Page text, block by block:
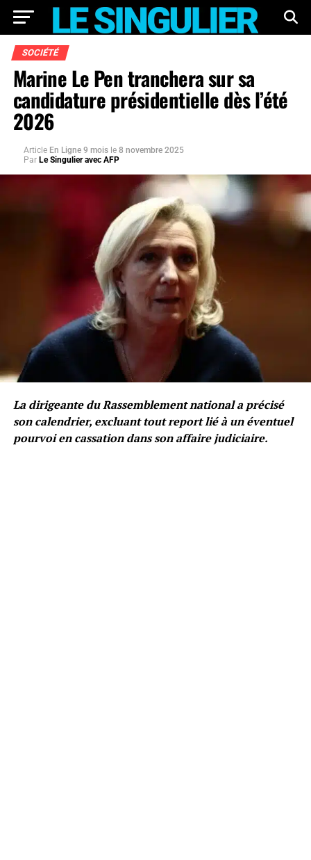
SOCIÉTÉ
Marine Le Pen tranchera sur sa
candidature présidentielle dès l’été
2026
Article En Ligne 9 mois le 8 novembre 2025
Par Le Singulier avec AFP
La dirigeante du Rassemblement national a précisé
son calendrier, excluant tout report lié à un éventuel
pourvoi en cassation dans son affaire judiciaire.